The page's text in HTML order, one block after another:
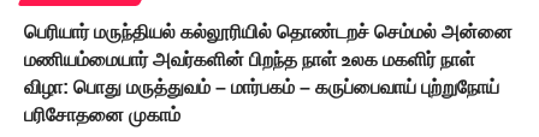
பெரியார் மருந்தியல் கல்லூரியில் தொண்டறச் செம்மல் அன்னை
மணியம்மையார் அவர்களின் பிறந்த நாள் உலக மகளிர் நாள்
விழா: பொது மருத்துவம் – மார்பகம் – கருப்பைவாய் புற்றுநோய்
பரிசோதனை முகாம்